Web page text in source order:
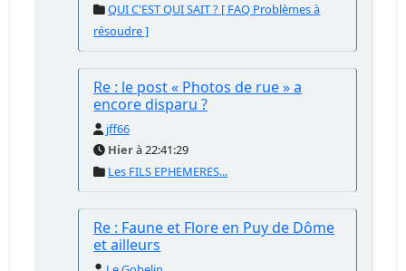
QUI C'EST QUI SAIT ? [ FAQ Problèmes à
résoudre ]
Re : le post « Photos de rue » a
encore disparu ?
jff66
Hierà 22:41:29
Les FILS EPHEMERES...
Re : Faune et Flore en Puy de Dôme
et ailleurs